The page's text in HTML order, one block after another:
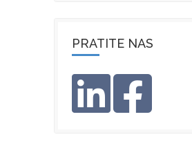
PRATITE NAS